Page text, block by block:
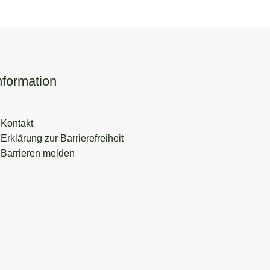
Kontakt
Erklärung zur Barrierefreiheit
Barrieren melden